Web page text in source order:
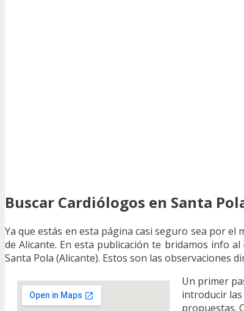
Buscar Cardiólogos en Santa
Ya que estás en esta página casi seguro sea por
de Alicante. En esta publicación te bridamos info
Santa Pola (Alicante). Estos son las observaciones
Un primer
introducir las
propuestas.